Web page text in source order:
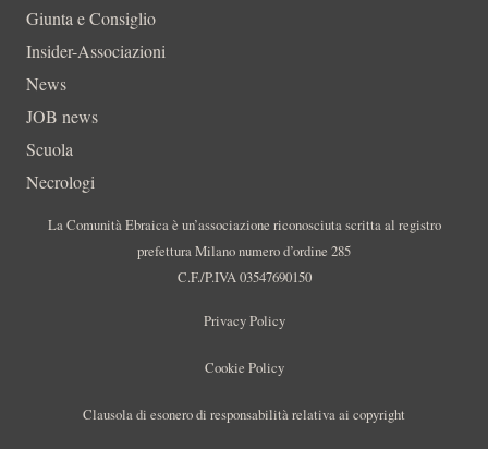
Giunta e Consiglio
Insider-Associazioni
News
JOB news
Scuola
Necrologi
La Comunità Ebraica è un’associazione riconosciuta scritta al registro
prefettura Milano numero d’ordine 285
C.F./P.IVA 03547690150
Privacy Policy
Cookie Policy
Clausola di esonero di responsabilità relativa ai copyright